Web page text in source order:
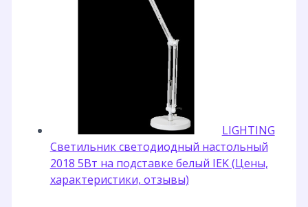
LIGHTING
Светильник светодиодный настольный
2018 5Вт на подставке белый IEK (Цены,
характеристики, отзывы)